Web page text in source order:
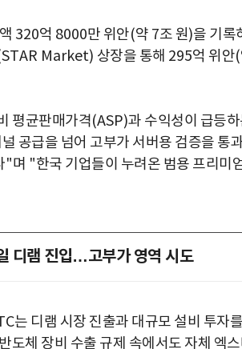
320억 8000만 위안(약 7조 원)을 기록
Market) 상장을 통해 295억 위안(
평균판매가격(ASP)과 수익성이 급등
공급을 넘어 고부가 서버용 검증을 통
"며 "한국 기업들이 누려온 범용 프리미
디램 진입…고부가 영역 시도
는 디램 시장 진출과 대규모 설비 투자
도체 장비 수출 규제 속에서도 자체 엑스